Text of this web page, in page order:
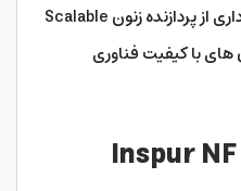
مدل‌های قبلی خود شده، برخورداری از پردازنده زنون Scalable
با کیفیت فناوری